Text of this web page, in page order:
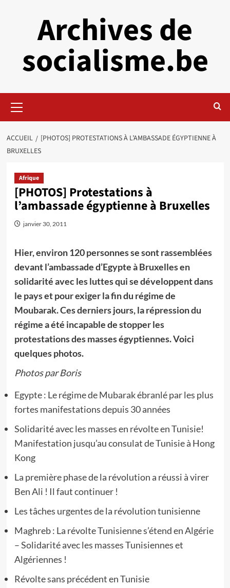
Archives de
socialisme.be
principal
ACCUEIL
[PHOTOS] PROTESTATIONS À L’AMBASSADE ÉGYPTIENNE À
BRUXELLES
Afrique
[PHOTOS] Protestations à
l’ambassade égyptienne à Bruxelles
janvier 30, 2011
Hier, environ 120 personnes se sont rassemblées
devant l’ambassade d’Egypte à Bruxelles en
solidarité avec les luttes qui se développent dans
le pays et pour exiger la fin du régime de
Moubarak. Ces derniers jours, la répression du
régime a été incapable de stopper les
protestations des masses égyptiennes. Voici
quelques photos.
Photos par Boris
Egypte : Le régime de Mubarak ébranlé par les plus
fortes manifestations depuis 30 années
Solidarité avec les masses en révolte en Tunisie!
Manifestation jusqu’au consulat de Tunisie à Hong
Kong
La première phase de la révolution a réussi à virer
Ben Ali ! Il faut continuer !
Les tâches urgentes de la révolution tunisienne
Maghreb : La révolte Tunisienne s’étend en Algérie
– Solidarité avec les masses Tunisiennes et
Algériennes !
Révolte sans précédent en Tunisie